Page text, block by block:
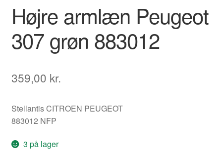
Vilkår og betingelser
Højre armlæn Peugeot
307 grøn 883012
359,00 kr.
Stellantis CITROEN PEUGEOT
883012 NFP
3 på lager